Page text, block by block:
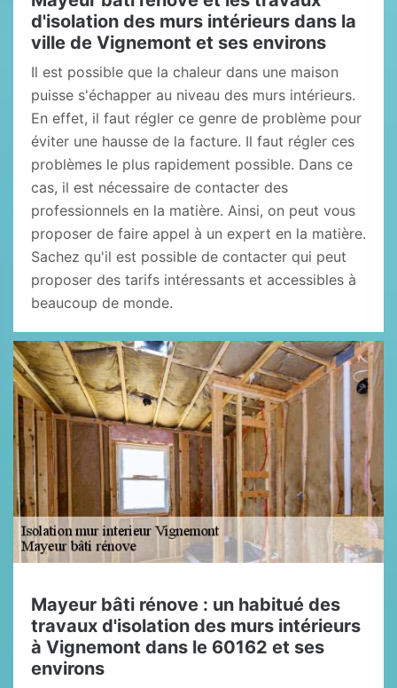
d'isolation des murs intérieurs dans la
ville de Vignemont et ses environs
Il est possible que la chaleur dans une maison
puisse s'échapper au niveau des murs intérieurs.
En effet, il faut régler ce genre de problème pour
éviter une hausse de la facture. Il faut régler ces
problèmes le plus rapidement possible. Dans ce
cas, il est nécessaire de contacter des
professionnels en la matière. Ainsi, on peut vous
proposer de faire appel à un expert en la matière.
Sachez qu'il est possible de contacter qui peut
proposer des tarifs intéressants et accessibles à
beaucoup de monde.
Mayeur bâti rénove : un habitué des
travaux d'isolation des murs intérieurs
à Vignemont dans le 60162 et ses
environs